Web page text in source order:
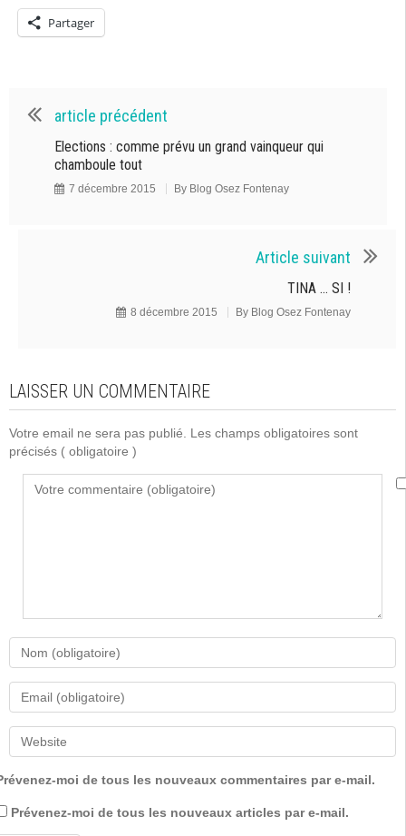
Partager
article précédent
Elections : comme prévu un grand vainqueur qui
chamboule tout
7 décembre 2015 By Blog Osez Fontenay
Article suivant
TINA … SI !
8 décembre 2015 By Blog Osez Fontenay
LAISSER UN COMMENTAIRE
Votre email ne sera pas publié. Les champs obligatoires sont
précisés ( obligatoire )
moi de tous les nouveaux commentaires par e-mail.
Prévenez-moi de tous les nouveaux articles par e-mail.